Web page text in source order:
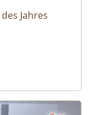
Jahres
Projekte